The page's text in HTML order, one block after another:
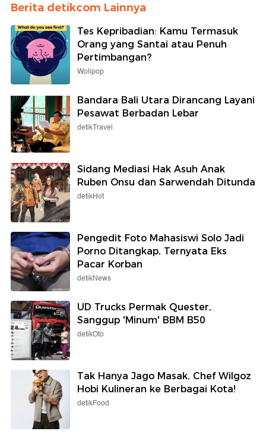
Berita detikcom Lainnya
Tes Kepribadian: Kamu Termasuk
Orang yang Santai atau Penuh
Pertimbangan?
Wolipop
Bandara Bali Utara Dirancang Layani
Pesawat Berbadan Lebar
detikTravel
Sidang Mediasi Hak Asuh Anak
Ruben Onsu dan Sarwendah Ditunda
detikHot
Pengedit Foto Mahasiswi Solo Jadi
Porno Ditangkap, Ternyata Eks
Pacar Korban
detikNews
UD Trucks Permak Quester,
Sanggup 'Minum' BBM B50
detikOto
Tak Hanya Jago Masak, Chef Wilgoz
Hobi Kulineran ke Berbagai Kota!
detikFood